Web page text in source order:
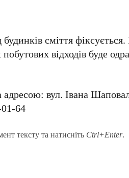
сміття фіксується.
відходів буде
адресою: вул. Івана
64
тексту та натисніть Ctrl+Enter.